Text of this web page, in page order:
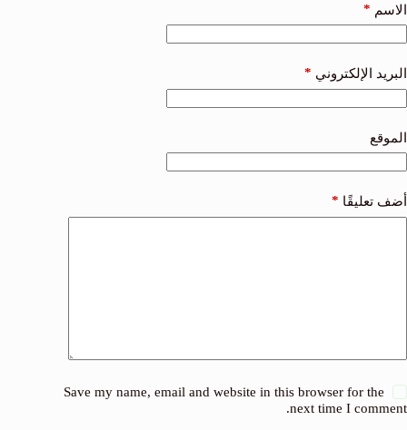
الاسم *
البريد الإلكتروني *
الموقع
أضف تعليقًا *
Save my name, email and website in this browser for the
next time I comment.